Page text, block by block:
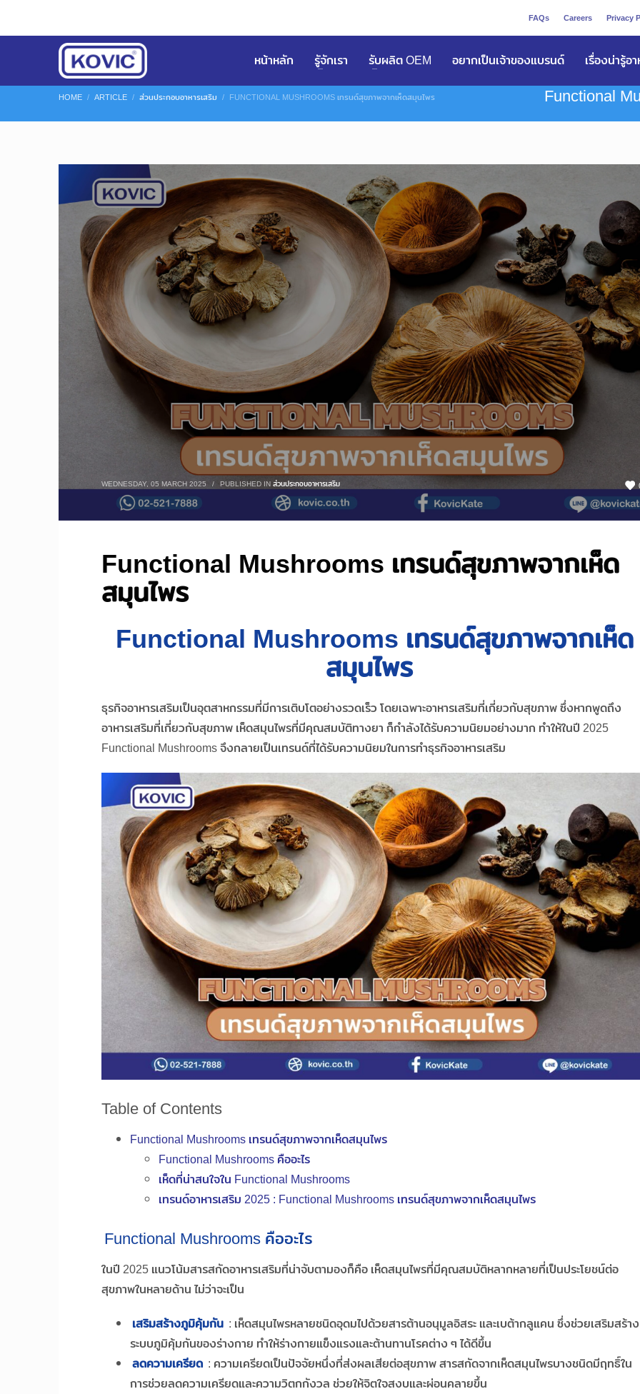
FAQs Careers Privacy
หน้าหลัก รูัจักเรา รับผลิต OEM อยากเป็นเจ้าของแบรนด์ เรื่องน่ารู้อ
HOME ARTICLE ส่วนประกอบอาหารเสริม FUNCTIONAL MUSHROOMS เทรนด์สุขภาพจากเห็ดสมุนไพร Functional
WEDNESDAY, 05 MARCH 2025 / PUBLISHED INส่วนประกอบอาหารเสริม
Functional Mushrooms เทรนด์สุขภาพจากเห็ด
สมุนไพร
Functional Mushrooms เทรนด์สุขภาพจากเห็ด
สมุนไพร
ธุรกิจอาหารเสริมเป็นอุตสาหกรรมที่มีการเติบโตอย่างรวดเร็ว โดยเฉพาะอาหารเสริมที่เกี่ยวกับสุขภาพ ซึ่งหากพูดถึง
อาหารเสริมที่เกี่ยวกับสุขภาพ เห็ดสมุนไพรที่มีคุณสมบัติทางยา ก็กำลังได้รับความนิยมอย่างมาก ทำให้ในปี 2025
Functional Mushrooms จึงกลายเป็นเทรนด์ที่ได้รับความนิยมในการทำธุรกิจอาหารเสริม
Table of Contents
Functional Mushrooms เทรนด์สุขภาพจากเห็ดสมุนไพร
Functional Mushrooms คืออะไร
เห็ดที่น่าสนใจใน Functional Mushrooms
เทรนด์อาหารเสริม 2025 : Functional Mushrooms เทรนด์สุขภาพจากเห็ดสมุนไพร
Functional Mushrooms คืออะไร
ในปี 2025 แนวโน้มสารสกัดอาหารเสริมที่น่าจับตามองก็คือ เห็ดสมุนไพรที่มีคุณสมบัติหลากหลายที่เป็นประโยชน์ต่อ
สุขภาพในหลายด้าน ไม่ว่าจะเป็น
เสริมสร้างภูมิคุ้มกัน : เห็ดสมุนไพรหลายชนิดอุดมไปด้วยสารต้านอนุมูลอิสระ และเบต้ากลูแคน ซึ่งช่วยเสริมสร้าง
ระบบภูมิคุ้มกันของร่างกาย ทำให้ร่างกายแข็งแรงและต้านทานโรคต่าง ๆ ได้ดีขึ้น
ลดความเครียด : ความเครียดเป็นปัจจัยหนึ่งที่ส่งผลเสียต่อสุขภาพ สารสกัดจากเห็ดสมุนไพรบางชนิดมีฤทธิ์ใน
การช่วยลดความเครียดและความวิตกกังวล ช่วยให้จิตใจสงบและผ่อนคลายขึ้น